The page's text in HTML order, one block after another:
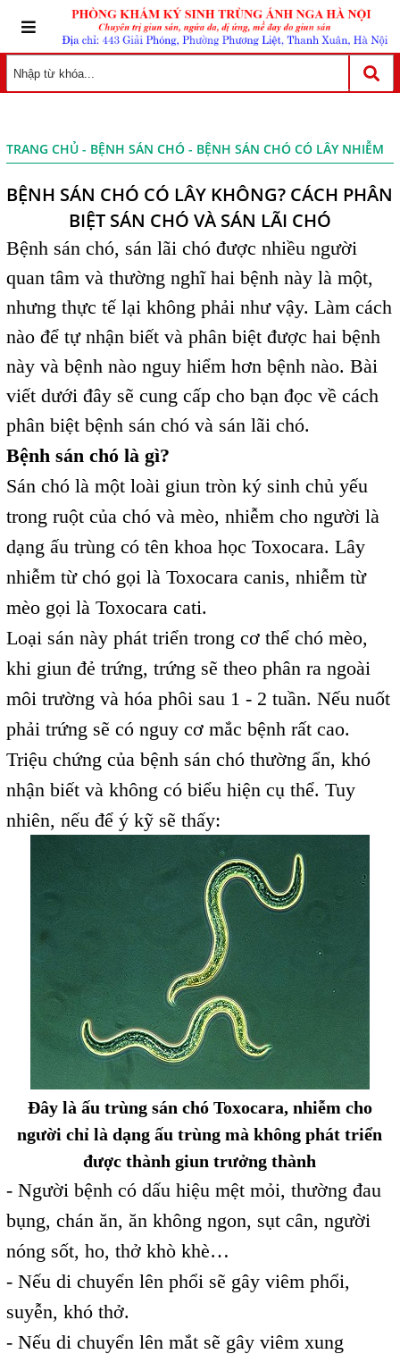
TRANG CHỦ- BỆNH SÁN CHÓ- BỆNH SÁN CHÓ CÓ LÂY NHIỄM
BỆNH SÁN CHÓ CÓ LÂY KHÔNG? CÁCH PHÂN
BIỆT SÁN CHÓ VÀ SÁN LÃI CHÓ
Bệnh sán chó, sán lãi chó được nhiều người
quan tâm và thường nghĩ hai bệnh này là một,
nhưng thực tế lại không phải như vậy. Làm cách
nào để tự nhận biết và phân biệt được hai bệnh
này và bệnh nào nguy hiểm hơn bệnh nào. Bài
viết dưới đây sẽ cung cấp cho bạn đọc về cách
phân biệt bệnh sán chó và sán lãi chó.
Bệnh sán chó là gì?
Sán chó là một loài giun tròn ký sinh chủ yếu
trong ruột của chó và mèo, nhiễm cho người là
dạng ấu trùng có tên khoa học Toxocara. Lây
nhiễm từ chó gọi là Toxocara canis, nhiễm từ
mèo gọi là Toxocara cati.
Loại sán này phát triển trong cơ thể chó mèo,
khi giun đẻ trứng, trứng sẽ theo phân ra ngoài
môi trường và hóa phôi sau 1 - 2 tuần. Nếu nuốt
phải trứng sẽ có nguy cơ mắc bệnh rất cao.
Triệu chứng của bệnh sán chó thường ẩn, khó
nhận biết và không có biểu hiện cụ thể. Tuy
nhiên, nếu để ý kỹ sẽ thấy:
Đây là ấu trùng sán chó Toxocara, nhiễm cho
người chỉ là dạng ấu trùng mà không phát triển
được thành giun trưởng thành
- Người bệnh có dấu hiệu mệt mỏi, thường đau
bụng, chán ăn, ăn không ngon, sụt cân, người
nóng sốt, ho, thở khò khè…
- Nếu di chuyển lên phổi sẽ gây viêm phổi,
suyễn, khó thở.
- Nếu di chuyển lên mắt sẽ gây viêm xung